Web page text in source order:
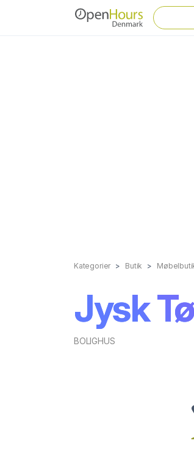
Kategorier Butik
Jysk
BOLIGHUS